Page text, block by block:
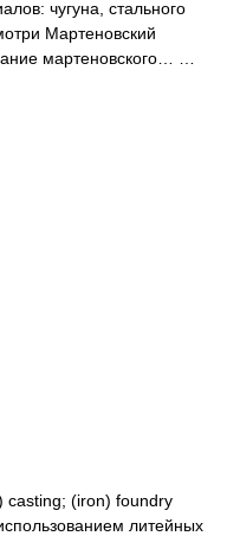
чугуна, стального
Мартеновский
мартеновского… …
(iron) foundry
литейных